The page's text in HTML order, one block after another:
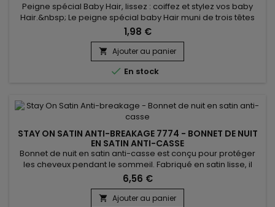
Peigne spécial Baby Hair, lissez : coiffez et stylez vos baby
Hair.&nbsp; Le peigne spécial baby Hair muni de trois têtes
différentes vous aide à coiffer les petits cheveux rebelles
comme vous le souhaitez et avec facilité.
1,98 €
 Ajouter au panier
 En stock
STAY ON SATIN ANTI-BREAKAGE 7774 - BONNET DE NUIT
EN SATIN ANTI-CASSE
Bonnet de nuit en satin anti-casse est conçu pour protéger
les cheveux pendant le sommeil. Fabriqué en satin lisse, il
réduit la friction et prévient la casse des cheveux, tout en
maintenant l'hydratation naturelle. Stay On Satin anti-
breakage aide à conserver les coiffures plus longtemps,
6,56 €
 Ajouter au panier